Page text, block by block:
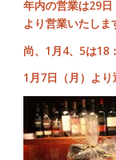
年内の営業は29日
より営業いたしま
尚、1月4、5は18
1月7日（月）より